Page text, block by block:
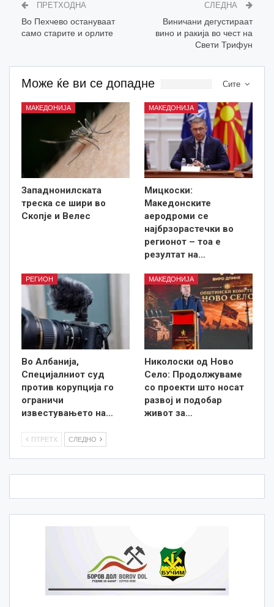
ПРЕТХОДНА
Во Пехчево остануваат
само старите и орлите
СЛЕДНА
Виничани дегустираат
вино и ракија во чест на
Свети Трифун
Сите
Може ќе ви се допадне
МАКЕДОНИЈА
Западнонилската
треска се шири во
Скопје и Велес
МАКЕДОНИЈА
Мицкоски:
Македонските
аеродроми се
најбрзорастечки во
регионот – тоа е
резултат на…
РЕГИОН
Во Албанија,
Специјалниот суд
против корупција го
ограничи
известувањето на…
МАКЕДОНИЈА
Николоски од Ново
Село: Продолжуваме
со проекти што носат
развој и подобар
живот за…
ПТРЕТХ СЛЕДНО